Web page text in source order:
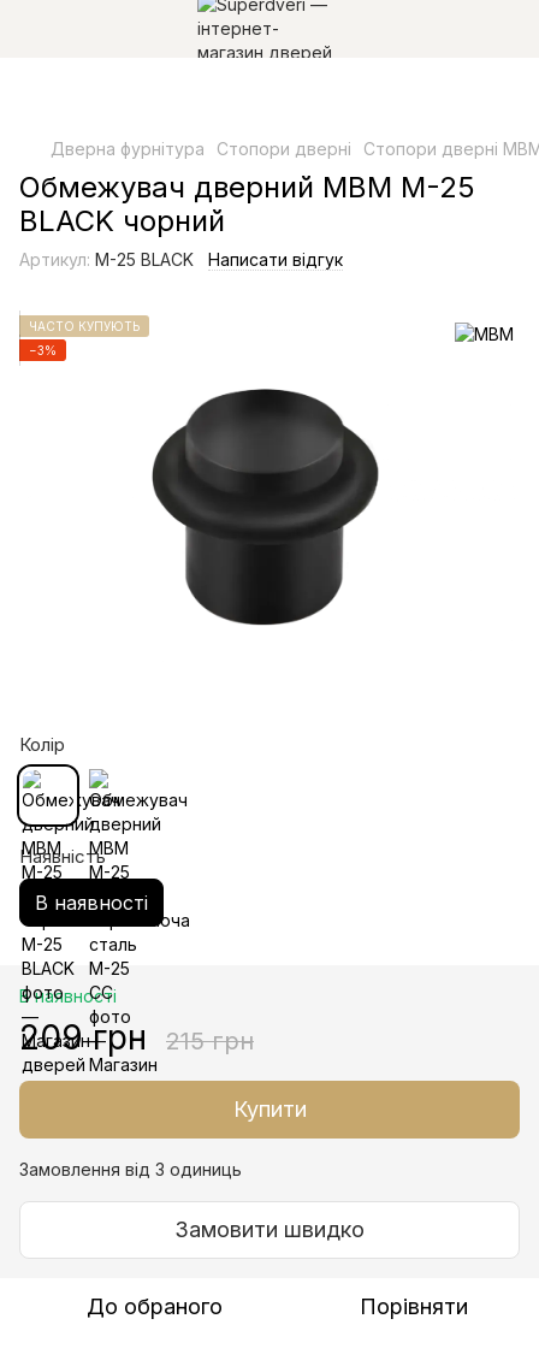
Дверна фурнітура Стопори дверні Стопори дверні
Обмежувач дверний МВМ M-25
BLACK чорний
Артикул: M-25 BLACK Написати відгук
ЧАСТО КУПУЮТЬ
−3%
Колір
Наявність
В наявності
В наявності
209 грн 215 грн
Купити
Замовлення від 3 одиниць
Замовити швидко
До обраного Порівняти